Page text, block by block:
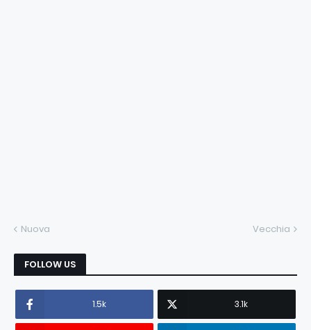
Nuova Vecchia
FOLLOW US
1.5k 3.1k